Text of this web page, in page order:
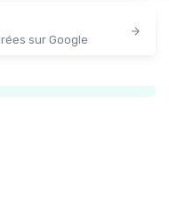
sur Google